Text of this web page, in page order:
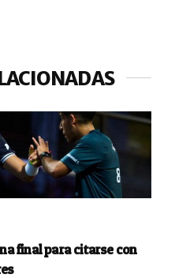
final para citarse con